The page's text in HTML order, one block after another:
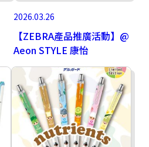
2026.03.26
【ZEBRA產品推廣活動】@
Aeon STYLE 康怡